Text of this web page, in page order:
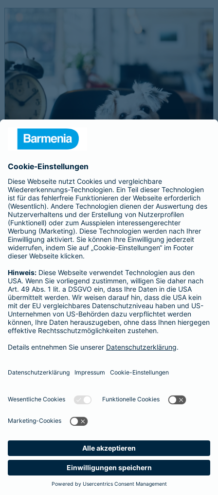
Suche Produkte
Barmenia
Schnelle Notfallversorgung bei Ernstfällen
gewährleisten
Der Dackel Balu macht für Leckerlies alles. Beim Gassigehen
frisst er leider eine mit Rasierklingen gespickte Wurst. Die
Notfalls nimmt der Tierarzt den 4-fachen GOT-Satz und Balus
Besitzer muss eine vierstellige Rechnung begleichen. Der
Basis-Schutz der Barmenia erstattet dieNotfallversorgung
im tierärztlichen Notdienstkomplett - ohne eine Begrenzung
der Jahreshöchstleistung für Operationen.